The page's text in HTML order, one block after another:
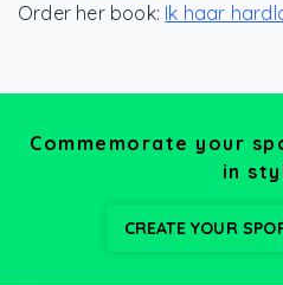
Order her book: Ik haar
Commemorate your
in
CREATE YOUR